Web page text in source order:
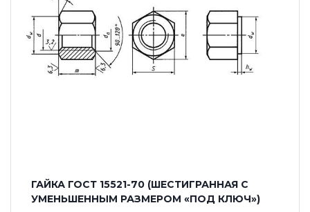
ГАЙКА ГОСТ 15521-70 (ШЕСТИГРАННАЯ С
УМЕНЬШЕННЫМ РАЗМЕРОМ «ПОД КЛЮЧ»)